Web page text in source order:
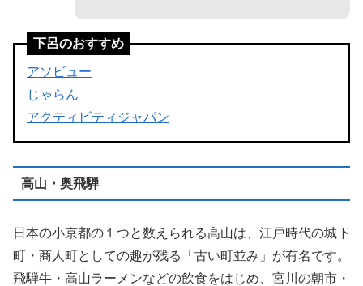
下呂のおすすめ
アソビュー
じゃらん
アクティビティジャパン
高山・奥飛騨
日本の小京都の１つと数えられる高山は、江戸時代の城下
町・商人町としての趣が残る「古い町並み」が有名です。
飛騨牛・高山ラーメンなどの飲食をはじめ、宮川の朝市・